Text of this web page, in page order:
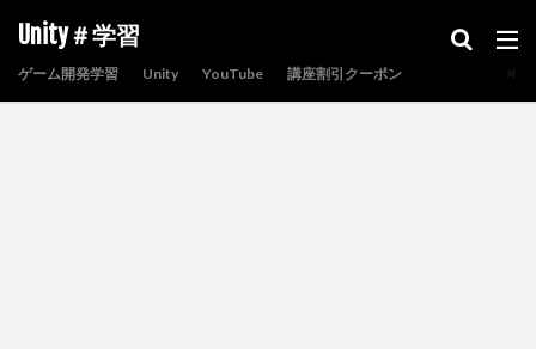
Unity＃学習
ゲーム開発学習 Unity YouTube 講座割引クーポン